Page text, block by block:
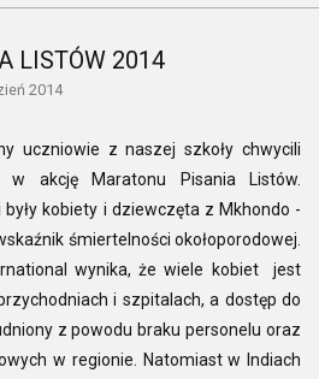
LISTÓW 2014
2014
uczniowie z naszej szkoły chwycili
w akcję Maratonu Pisania Listów.
kobiety i dziewczęta z Mkhondo -
śmiertelności okołoporodowej.
wynika, że wiele kobiet jest
i szpitalach, a dostęp do
z powodu braku personelu oraz
w regionie. Natomiast w Indiach